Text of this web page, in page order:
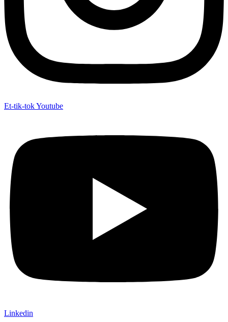
Et-tik-tokYoutube
Linkedin